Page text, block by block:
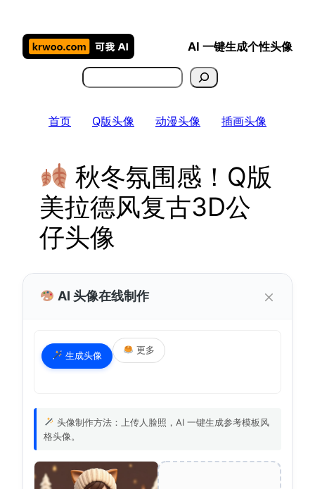
AI 一键生成个性头像
搜
索
首页 Q版头像 动漫头像 插画头像
秋冬氛围感！Q版
美拉德风复古3D公
仔头像
AI 头像在线制作 ×
生成头像
更多
头像制作方法：上传人脸照，AI 一键生成参考模板风
格头像。